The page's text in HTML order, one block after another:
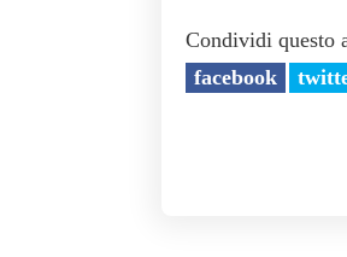
Condividi questo
facebook